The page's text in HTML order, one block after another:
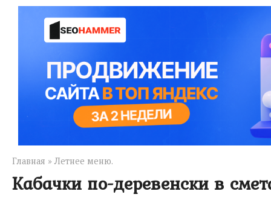
Главная » Летнее меню.
Кабачки по-деревенски в